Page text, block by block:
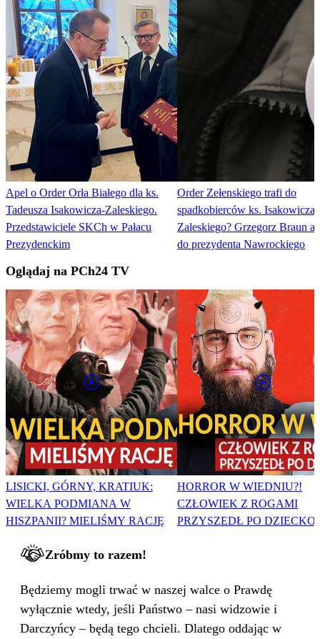
Apel o Order Orła Białego dla ks.
Tadeusza Isakowicza-Zaleskiego.
Przedstawiciele SKCh w Pałacu
Prezydenckim
Order Zełenskiego trafi do
spadkobierców ks. Isakowicza-
Zaleskiego? Grzegorz Braun
do prezydenta Nawrockiego
Oglądaj na PCh24 TV
LISICKI, GÓRNY, KRATIUK:
WIELKA PODMIANA W
HISZPANII? MIELIŚMY RACJĘ
HORROR W WIEDNIU?!
CZŁOWIEK Z ROGAMI
PRZYSZEDŁ PO DZIECKO
Zróbmy to razem!
Będziemy mogli trwać w naszej walce o Prawdę
wyłącznie wtedy, jeśli Państwo – nasi widzowie i
Darczyńcy – będą tego chcieli. Dlatego oddając w